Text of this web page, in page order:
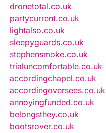
dronetotal.co.uk
partycurrent.co.uk
lightalso.co.uk
sleepyguards.co.uk
stephensmoke.co.uk
trialuncomfortable.co.uk
accordingchapel.co.uk
accordingoversees.co.uk
annoyingfunded.co.uk
belongsthey.co.uk
bootsrover.co.uk